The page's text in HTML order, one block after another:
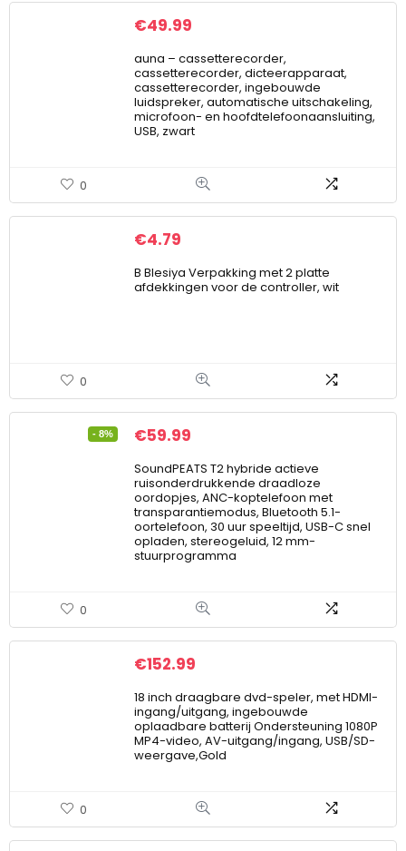
€49.99
auna – cassetterecorder,
cassetterecorder, dicteerapparaat,
cassetterecorder, ingebouwde
luidspreker, automatische uitschakeling,
microfoon- en hoofdtelefoonaansluiting,
USB, zwart
0
€4.79
B Blesiya Verpakking met 2 platte
afdekkingen voor de controller, wit
0
- 8% €59.99
SoundPEATS T2 hybride actieve
ruisonderdrukkende draadloze
oordopjes, ANC-koptelefoon met
transparantiemodus, Bluetooth 5.1-
oortelefoon, 30 uur speeltijd, USB-C snel
opladen, stereogeluid, 12 mm-
stuurprogramma
0
€152.99
18 inch draagbare dvd-speler, met HDMI-
ingang/uitgang, ingebouwde
oplaadbare batterij Ondersteuning 1080P
MP4-video, AV-uitgang/ingang, USB/SD-
weergave,Gold
0